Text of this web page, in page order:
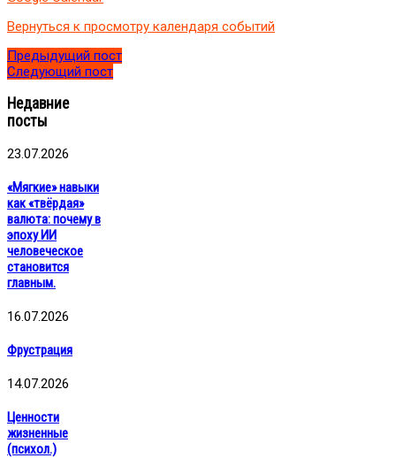
Вернуться к просмотру календаря событий
Предыдущий пост
Следующий пост
Недавние
посты
23.07.2026
«Мягкие» навыки
как «твёрдая»
валюта: почему в
эпоху ИИ
человеческое
становится
главным.
16.07.2026
Фрустрация
14.07.2026
Ценности
жизненные
(психол.)